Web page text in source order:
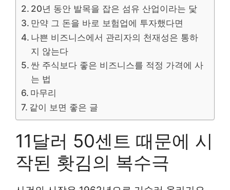
20년 동안 발목을 잡은 섬유 산업이라는 닻
만약 그 돈을 바로 보험업에 투자했다면
나쁜 비즈니스에서 관리자의 천재성은 통하
지 않는다
싼 주식보다 좋은 비즈니스를 적정 가격에 사
는 법
마무리
같이 보면 좋은 글
11달러 50센트 때문에 시
작된 홧김의 복수극